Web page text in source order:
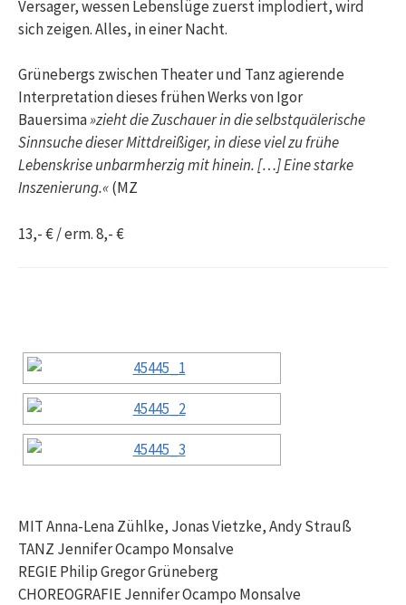
Versager, wessen Lebenslüge zuerst implodiert, wird
sich zeigen. Alles, in einer Nacht.
Grünebergs zwischen Theater und Tanz agierende
Interpretation dieses frühen Werks von Igor
Bauersima»zieht die Zuschauer in die selbstquälerische
Sinnsuche dieser Mittdreißiger, in diese viel zu frühe
Lebenskrise unbarmherzig mit hinein. […] Eine starke
Inszenierung.«(MZ
13,- € / erm. 8,- €
MIT Anna-Lena Zühlke, Jonas Vietzke, Andy Strauß
TANZ Jennifer Ocampo Monsalve
REGIE Philip Gregor Grüneberg
CHOREOGRAFIE Jennifer Ocampo Monsalve